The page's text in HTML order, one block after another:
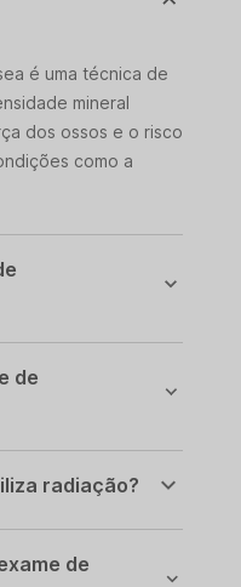
é uma técnica de
mineral
dos ossos e o risco
como a
de
radiação?
de